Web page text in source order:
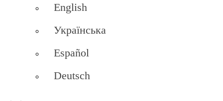
English
Українська
Español
Deutsch